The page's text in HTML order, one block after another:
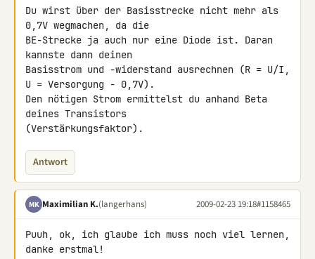
Du wirst über der Basisstrecke nicht mehr als
0,7V wegmachen, da die
BE-Strecke ja auch nur eine Diode ist. Daran
kannste dann deinen
Basisstrom und -widerstand ausrechnen (R = U/I,
U = Versorgung - 0,7V).
Den nötigen Strom ermittelst du anhand Beta
deines Transistors
(Verstärkungsfaktor).
Antwort
MK Maximilian K.(langerhans) 2009-02-23 19:18#1158465
Puuh, ok, ich glaube ich muss noch viel lernen,
danke erstmal!